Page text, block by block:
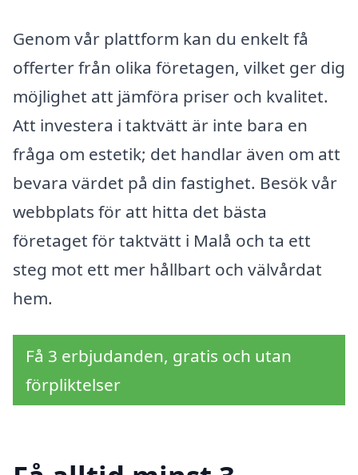
Genom vår plattform kan du enkelt få
offerter från olika företagen, vilket ger dig
möjlighet att jämföra priser och kvalitet.
Att investera i taktvätt är inte bara en
fråga om estetik; det handlar även om att
bevara värdet på din fastighet. Besök vår
webbplats för att hitta det bästa
företaget för taktvätt i Malå och ta ett
steg mot ett mer hållbart och välvårdat
hem.
Få 3 erbjudanden, gratis och utan
förpliktelser